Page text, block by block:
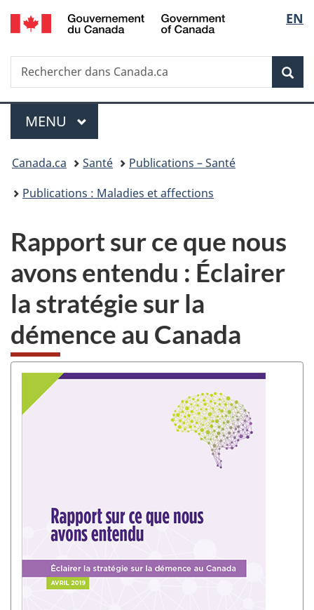
Passer
au
principal
Passer
à
Au
du
Passer
à
version
simplifiée
de
la
EN
Recherche
Rechercher
dans
Menu
MENU PRINCIPAL
Vous
êtes
Canada.ca Santé
Publications – Santé
Publications : Maladies et affections
Rapport sur ce que nous
avons entendu : Éclairer
la stratégie sur la
démence au Canada